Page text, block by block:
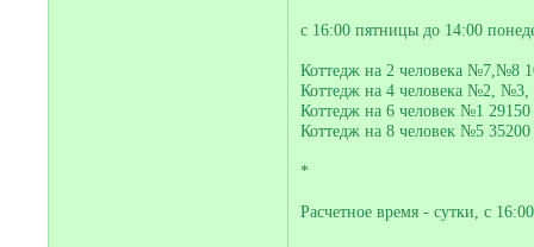
с 16:00 пятницы до 14:00
Коттедж на 2 человека №7,№8
Коттедж на 4 человека №2,
Коттедж на 6 человек №1 29150
Коттедж на 8 человек №5 35200
*
Расчетное время - сутки, с